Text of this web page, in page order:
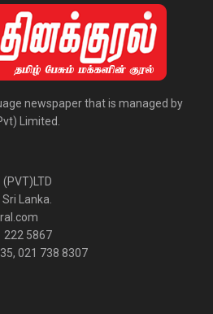
newspaper that is managed by
Limited.
(PVT)LTD
Lanka.
222 5867
021 738 8307